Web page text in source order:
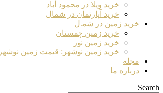
خرید ویلا در محمود آباد
خرید آپارتمان در شمال
خرید زمین در شمال
خرید زمین چمستان
خرید زمین نور
خرید زمین نوشهر: قیمت زمین نوشهر 1405
مجله
درباره ما
Search